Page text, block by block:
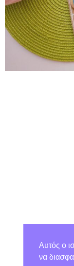
Αυτός ο
να